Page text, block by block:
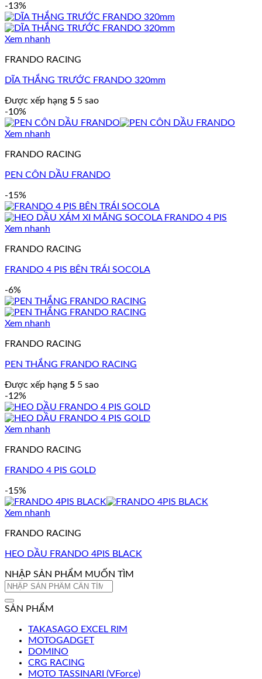
-13%
Xem nhanh
FRANDO RACING
DĨA THẮNG TRƯỚC FRANDO 320mm
Được xếp hạng 5 5 sao
-10%
Xem nhanh
FRANDO RACING
PEN CÔN DẦU FRANDO
-15%
Xem nhanh
FRANDO RACING
FRANDO 4 PIS BÊN TRÁI SOCOLA
-6%
Xem nhanh
FRANDO RACING
PEN THẮNG FRANDO RACING
Được xếp hạng 5 5 sao
-12%
Xem nhanh
FRANDO RACING
FRANDO 4 PIS GOLD
-15%
Xem nhanh
FRANDO RACING
HEO DẦU FRANDO 4PIS BLACK
NHẬP SẢN PHẨM MUỐN TÌM
Tìm
SẢN PHẨM
TAKASAGO EXCEL RIM
MOTOGADGET
DOMINO
CRG RACING
MOTO TASSINARI (VForce)